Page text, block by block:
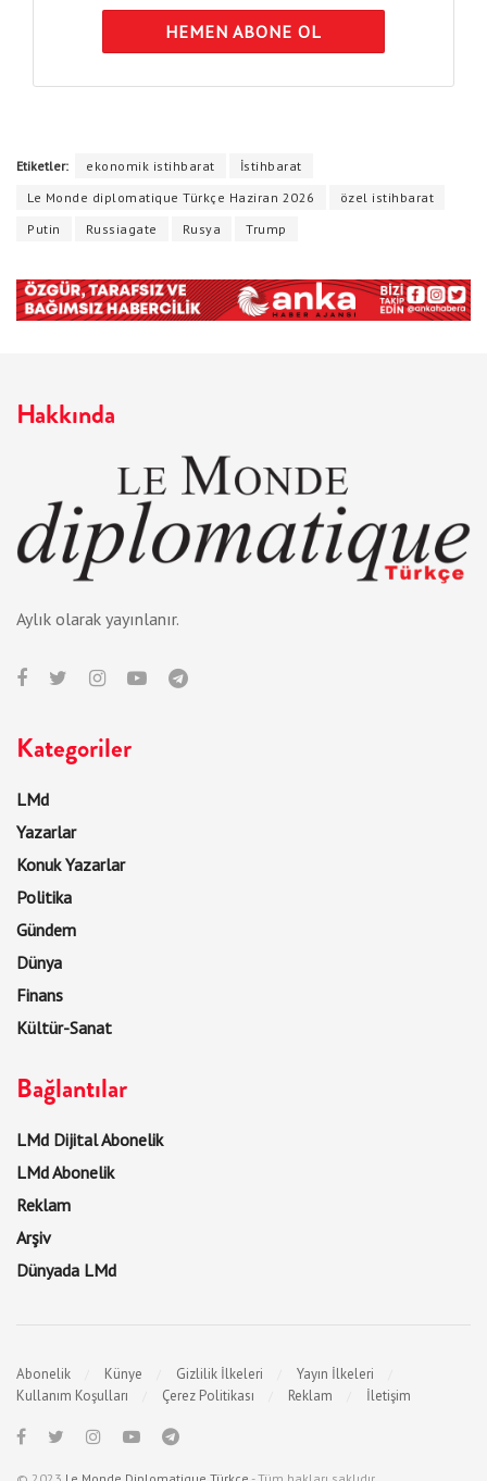
HEMEN ABONE OL
Etiketler: ekonomik istihbarat
İstihbarat
Le Monde diplomatique Türkçe Haziran 2026
özel istihbarat
Putin
Russiagate Rusya Trump
Hakkında
Aylık olarak yayınlanır.
Kategoriler
LMd
Yazarlar
Konuk Yazarlar
Politika
Gündem
Dünya
Finans
Kültür-Sanat
Bağlantılar
LMd Dijital Abonelik
LMd Abonelik
Reklam
Arşiv
Dünyada LMd
Abonelik Künye Gizlilik İlkeleri
Yayın İlkeleri
Kullanım Koşulları
Çerez Politikası Reklam İletişim